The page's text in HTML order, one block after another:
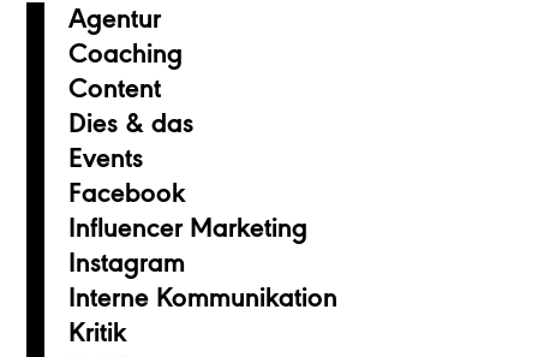
Agentur
Coaching
Content
Dies & das
Events
Facebook
Influencer Marketing
Instagram
Interne Kommunikation
Kritik